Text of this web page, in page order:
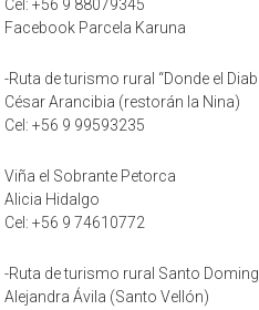
Cel: +56 9 88079345
Facebook Parcela Karuna
-Ruta de turismo rural “Donde el
César Arancibia (restorán la Nina)
Cel: +56 9 99593235
Viña el Sobrante Petorca
Alicia Hidalgo
Cel: +56 9 74610772
-Ruta de turismo rural Santo
Alejandra Ávila (Santo Vellón)